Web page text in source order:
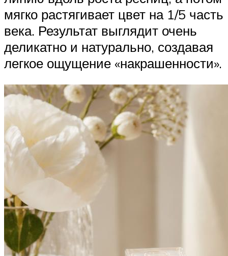
мягко растягивает цвет на 1/5 часть
века. Результат выглядит очень
деликатно и натурально, создавая
легкое ощущение «накрашенности».